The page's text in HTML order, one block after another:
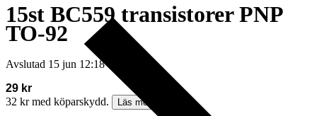
15st BC559 transistorer PNP
TO-92
Avslutad 15 jun 12:18
29 kr
32 kr med köparskydd.
Läs mer